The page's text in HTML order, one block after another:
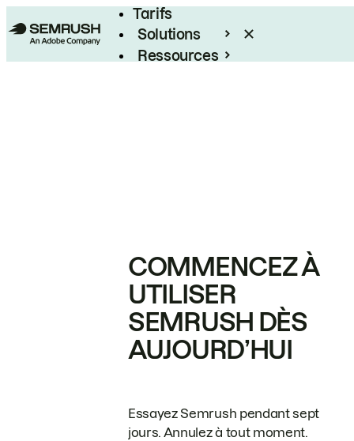
Tarifs
Solutions
Ressources
COMMENCEZ À
UTILISER
SEMRUSH DÈS
AUJOURD’HUI
Essayez Semrush pendant sept
jours. Annulez à tout moment.